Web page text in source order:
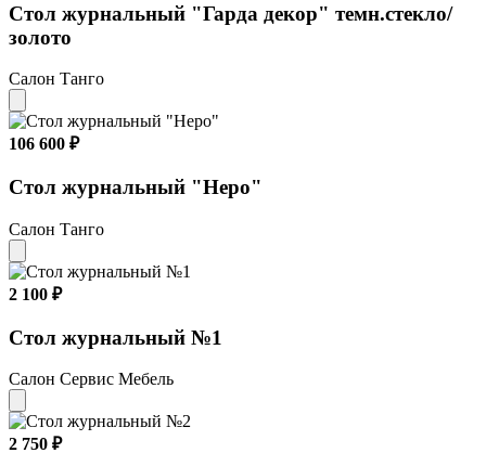
Стол журнальный "Гарда декор" темн.стекло/
золото
Салон Танго
106 600 ₽
Стол журнальный "Неро"
Салон Танго
2 100 ₽
Стол журнальный №1
Салон Сервис Мебель
2 750 ₽